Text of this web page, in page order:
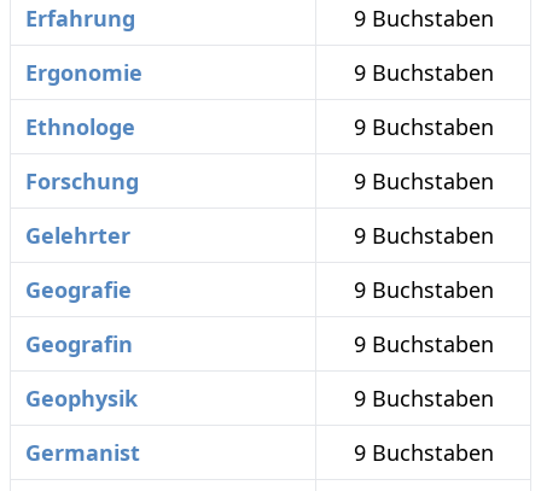
Erfahrung
9 Buchstaben
Ergonomie
9 Buchstaben
Ethnologe
9 Buchstaben
Forschung
9 Buchstaben
Gelehrter
9 Buchstaben
Geografie
9 Buchstaben
Geografin
9 Buchstaben
Geophysik
9 Buchstaben
Germanist
9 Buchstaben